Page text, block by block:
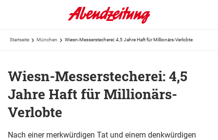
Startseite München Wiesn-Messerstecherei: 4,5 Jahre Haft für Millionärs-Verlobte
Wiesn-Messerstecherei: 4,5
Jahre Haft für Millionärs-
Verlobte
Nach einer merkwürdigen Tat und einem denkwürdigen